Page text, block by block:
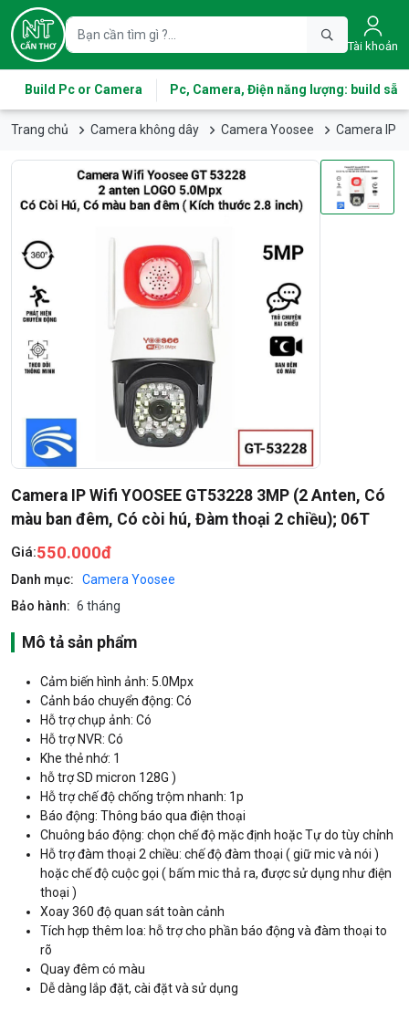
Tài khoản
Build Pc or Camera Pc, Camera, Điện năng lượng: build sẵn
Trang chủ Camera không dây Camera Yoosee Camera IP
Camera IP Wifi YOOSEE GT53228 3MP (2 Anten, Có
màu ban đêm, Có còi hú, Đàm thoại 2 chiều); 06T
Giá:550.000đ
Danh mục:
Camera Yoosee
Bảo hành: 6 tháng
Mô tả sản phẩm
Cảm biến hình ảnh: 5.0Mpx
Cảnh báo chuyển động: Có
Hỗ trợ chụp ảnh: Có
Hỗ trợ NVR: Có
Khe thẻ nhớ: 1
hỗ trợ SD micron 128G )
Hỗ trợ chế độ chống trộm nhanh: 1p
Báo động: Thông báo qua điện thoại
Chuông báo động: chọn chế độ mặc định hoặc Tự do tùy chỉnh
Hỗ trợ đàm thoại 2 chiều: chế độ đàm thoại ( giữ mic và nói )
hoặc chế độ cuộc gọi ( bấm mic thả ra, được sử dụng như điện
thoại )
Xoay 360 độ quan sát toàn cảnh
Tích hợp thêm loa: hỗ trợ cho phần báo động và đàm thoại to
rõ
Quay đêm có màu
Dễ dàng lắp đặt, cài đặt và sử dụng